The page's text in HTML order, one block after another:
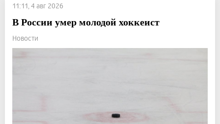
11:11, 4 авг 2026
В России умер молодой хоккеист
Новости